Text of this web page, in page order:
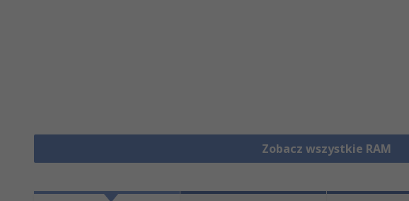
Zobacz wszystkie RAM